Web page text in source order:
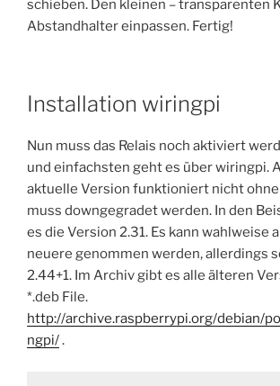
schieben. Den kleinen – transparenten
Abstandhalter einpassen. Fertig!
Installation wiringpi
Nun muss das Relais noch aktiviert
und einfachsten geht es über wiringpi.
aktuelle Version funktioniert nicht
muss downgegradet werden. In den
es die Version 2.31. Es kann wahlweise
neuere genommen werden, allerdings
2.44+1. Im Archiv gibt es alle älteren
*.deb File.
http://archive.raspberrypi.org/debian/
ngpi/.